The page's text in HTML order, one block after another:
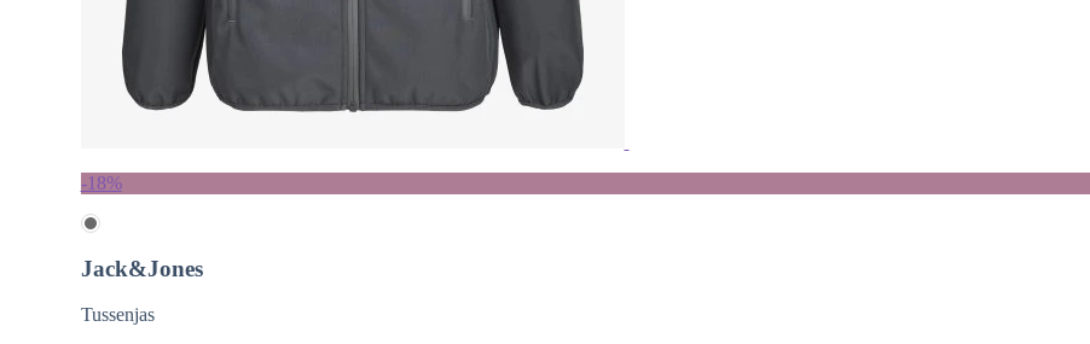
-18%
Jack&Jones
Tussenjas